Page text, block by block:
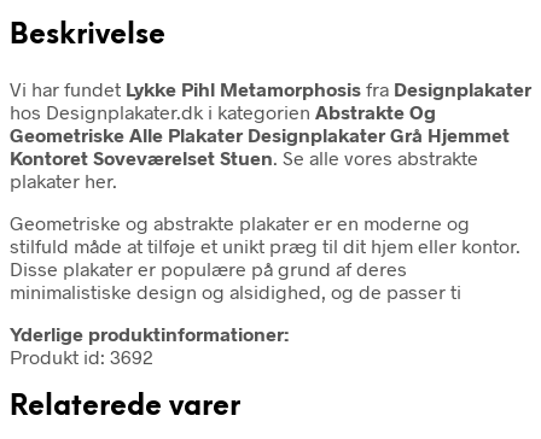
Beskrivelse
Vi har fundet Lykke Pihl Metamorphosis fra Designplakater
hos Designplakater.dk i kategorien Abstrakte Og
Geometriske Alle Plakater Designplakater Grå Hjemmet
Kontoret Soveværelset Stuen. Se alle vores abstrakte
plakater her.
Geometriske og abstrakte plakater er en moderne og
stilfuld måde at tilføje et unikt præg til dit hjem eller kontor.
Disse plakater er populære på grund af deres
minimalistiske design og alsidighed, og de passer ti
Yderlige produktinformationer:
Produkt id: 3692
Relaterede varer